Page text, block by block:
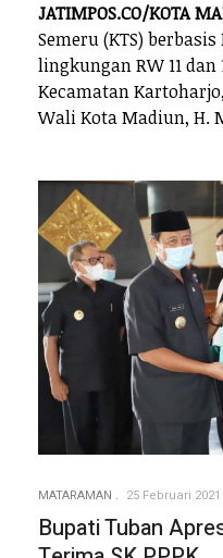
JATIMPOS.CO/KOTA
Semeru (KTS)
lingkungan RW 11
Kecamatan
Wali Kota Madiun, H.
MATARAMAN 25 Februari 2021
Bupati Tuban